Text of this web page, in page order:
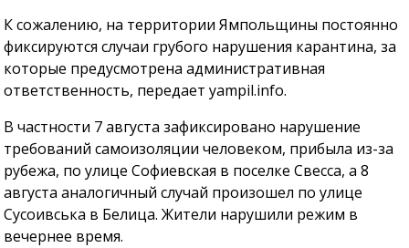
К сожалению, на территории Ямпольщины постоянно
фиксируются случаи грубого нарушения карантина, за
которые предусмотрена административная
ответственность, передает yampil.info.
В частности 7 августа зафиксировано нарушение
требований самоизоляции человеком, прибыла из-за
рубежа, по улице Софиевская в поселке Свесса, а 8
августа аналогичный случай произошел по улице
Сусоивська в Белица. Жители нарушили режим в
вечернее время.